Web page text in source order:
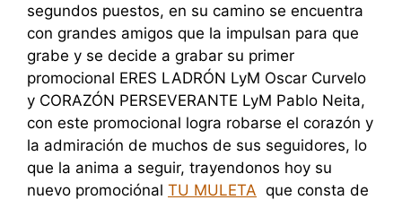
segundos puestos, en su camino se encuentra
con grandes amigos que la impulsan para que
grabe y se decide a grabar su primer
promocional ERES LADRÓN LyM Oscar Curvelo
y CORAZÓN PERSEVERANTE LyM Pablo Neita,
con este promocional logra robarse el corazón y
la admiración de muchos de sus seguidores, lo
que la anima a seguir, trayendonos hoy su
nuevo promociónal TU MULETA que consta de